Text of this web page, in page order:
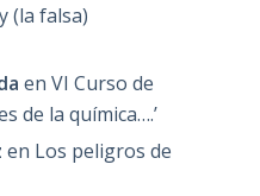
(la falsa)
en VI Curso de
de la química….’
en Los peligros de